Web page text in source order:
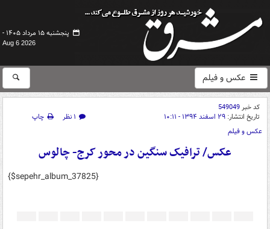
پنجشنبه ۱۵ مرداد ۱۴۰۵ -
Aug 6 2026
عکس و فیلم
کد خبر549049
تاریخ انتشار: ۲۹ اسفند ۱۳۹۴ - ۱۰:۱۱ ۱ نظر
چاپ
عکس و فیلم
عکس/ ترافیک سنگین در محور کرج- چالوس
{$sepehr_album_37825}